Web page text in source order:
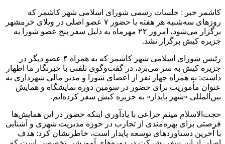
کاشمر خبر : جلسات رسمی شورای اسلامی شهر کاشمر که
روزهای سه‌شنبه هر هفته با حضور ۷ عضو اصلی در ویلای خرمشهر
برگزار می‌شود، امروز ۲۲ مهرماه به دلیل سفر پنج عضو شورا به
جزیره کیش برگزار نشد.
رئیس شورای اسلامی شهر کاشمر که به همراه ۴ عضو دیگر در
جزیره کیش به سر می‌برد، در گفت‌وگوی تلفنی با خبرنگار ما اظهار
داشت: به همراه چهار نفر از اعضای شورا و مدیر مالی شهرداری به
عنوان مأموریت برای حضور در سومین دوره نمایشگاه و همایش
بین‌المللی «شهر پایدار» به جزیره کیش سفر کرده‌ایم.
حجت‌الاسلام میثم خزاعی با یادآوری اینکه حضور در این همایش‌ها
فرصتی برای بهره‌مندی از تجارب در حوزه مدیریت شهری و آشنایی
با آخرین دستاوردهای توسعه پایدار است، خاطرنشان کرد: هدف